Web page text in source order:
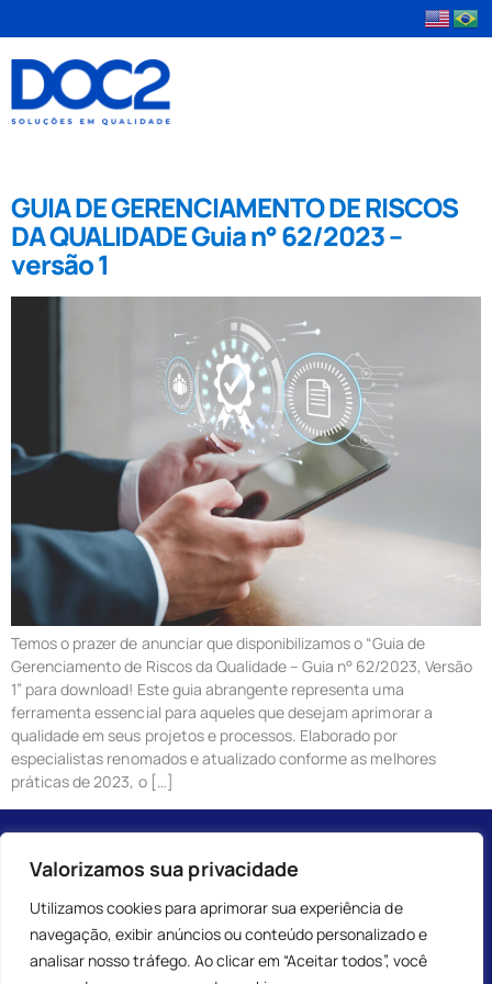
Valorizamos sua privacidade
Utilizamos cookies para aprimorar sua experiência de
navegação, exibir anúncios ou conteúdo personalizado e
analisar nosso tráfego. Ao clicar em “Aceitar todos”, você
GUIA DE GERENCIAMENTO DE RISCOS
DA QUALIDADE Guia n° 62/2023 –
versão 1
Temos o prazer de anunciar que disponibilizamos o “Guia de
Gerenciamento de Riscos da Qualidade – Guia n° 62/2023, Versão
1” para download! Este guia abrangente representa uma
ferramenta essencial para aqueles que desejam aprimorar a
qualidade em seus projetos e processos. Elaborado por
especialistas renomados e atualizado conforme as melhores
práticas de 2023, o […]